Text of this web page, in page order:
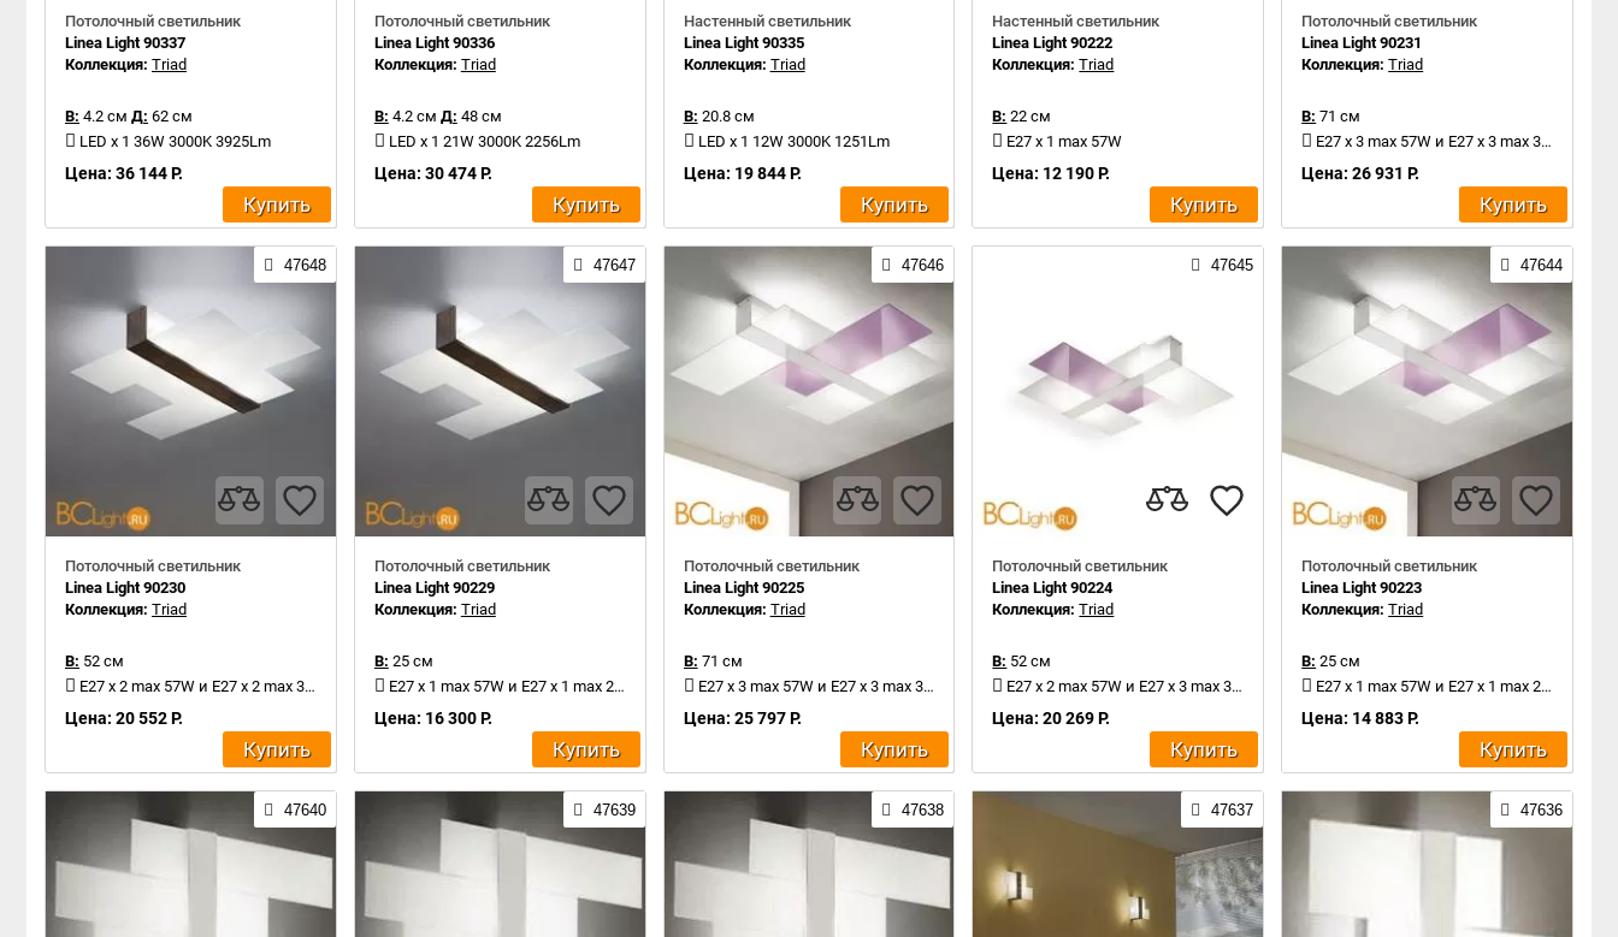
Потолочный светильник
Linea Light 90337
Коллекция: Triad
В: 4.2 см Д: 62 см
LED x 1 36W 3000K 3925Lm
Цена: 36 144 Р.
Купить
Потолочный светильник
Linea Light 90336
Коллекция: Triad
В: 4.2 см Д: 48 см
LED x 1 21W 3000K 2256Lm
Цена: 30 474 Р.
Купить
Настенный светильник
Linea Light 90335
Коллекция: Triad
В: 20.8 см
LED x 1 12W 3000K 1251Lm
Цена: 19 844 Р.
Купить
Настенный светильник
Linea Light 90222
Коллекция:Triad
В: 22 см
E27 x 1 max 57W
Цена: 12 190 Р.
Купить
Потолочный светильник
Linea Light 90231
Коллекция:Triad
В: 71 см
E27 x 3 max 57W и E27 x 3 max 30W
Цена: 26 931 Р.
Купить
47648
Потолочный светильник
Linea Light 90230
Коллекция: Triad
В: 52 см
E27 x 2 max 57W и E27 x 2 max 30W
Цена: 20 552 Р.
Купить
47647
Потолочный светильник
Linea Light 90229
Коллекция: Triad
В: 25 см
E27 x 1 max 57W и E27 x 1 max 20W
Цена: 16 300 Р.
Купить
47646
Потолочный светильник
Linea Light 90225
Коллекция: Triad
В: 71 см
E27 x 3 max 57W и E27 x 3 max 30W
Цена: 25 797 Р.
Купить
47645
Потолочный светильник
Linea Light 90224
Коллекция:Triad
В: 52 см
E27 x 2 max 57W и E27 x 3 max 30W
Цена: 20 269 Р.
Купить
47644
Потолочный светильник
Linea Light 90223
Коллекция:Triad
В: 25 см
E27 x 1 max 57W и E27 x 1 max 20W
Цена: 14 883 Р.
Купить
47640 47639 47638 47637 47636